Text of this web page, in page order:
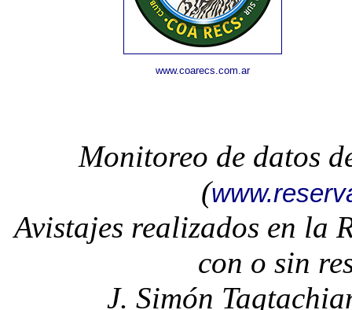
www.coarecs.com.ar
Monitoreo de datos
(
Avistajes realizados en la
con o sin
J. Simón